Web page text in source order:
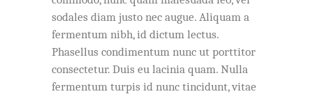
sodales diam justo nec augue. Aliquam a
fermentum nibh, id dictum lectus.
Phasellus condimentum nunc ut porttitor
consectetur. Duis eu lacinia quam. Nulla
fermentum turpis id nunc tincidunt, vitae